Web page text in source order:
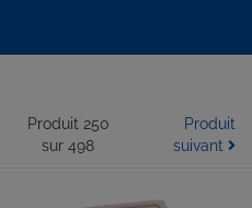
Produit 250
sur 498
Produit
suivant